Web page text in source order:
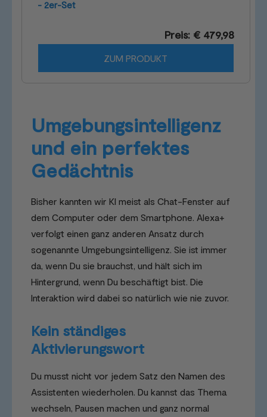
- 2er-Set
Preis: € 479,98
ZUM PRODUKT
Umgebungsintelligenz
und ein perfektes
Gedächtnis
Bisher kannten wir KI meist als Chat-Fenster auf
dem Computer oder dem Smartphone. Alexa+
verfolgt einen ganz anderen Ansatz durch
sogenannte Umgebungsintelligenz. Sie ist immer
da, wenn Du sie brauchst, und hält sich im
Hintergrund, wenn Du beschäftigt bist. Die
Interaktion wird dabei so natürlich wie nie zuvor.
Kein ständiges
Aktivierungswort
Du musst nicht vor jedem Satz den Namen des
Assistenten wiederholen. Du kannst das Thema
wechseln, Pausen machen und ganz normal